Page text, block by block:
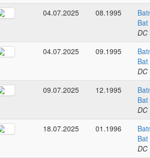
04.07.2025
08.1995
DC
04.07.2025
09.1995
DC
09.07.2025
12.1995
DC
18.07.2025
01.1996
DC